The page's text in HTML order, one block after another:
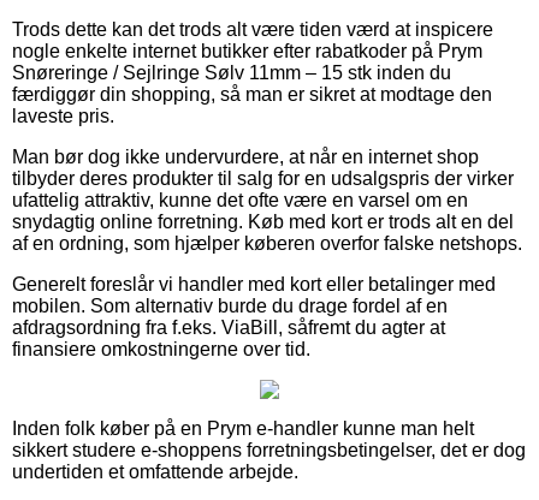
Trods dette kan det trods alt være tiden værd at inspicere
nogle enkelte internet butikker efter rabatkoder på Prym
Snøreringe / Sejlringe Sølv 11mm – 15 stk inden du
færdiggør din shopping, så man er sikret at modtage den
laveste pris.
Man bør dog ikke undervurdere, at når en internet shop
tilbyder deres produkter til salg for en udsalgspris der virker
ufattelig attraktiv, kunne det ofte være en varsel om en
snydagtig online forretning. Køb med kort er trods alt en del
af en ordning, som hjælper køberen overfor falske netshops.
Generelt foreslår vi handler med kort eller betalinger med
mobilen. Som alternativ burde du drage fordel af en
afdragsordning fra f.eks. ViaBill, såfremt du agter at
finansiere omkostningerne over tid.
Inden folk køber på en Prym e-handler kunne man helt
sikkert studere e-shoppens forretningsbetingelser, det er dog
undertiden et omfattende arbejde.